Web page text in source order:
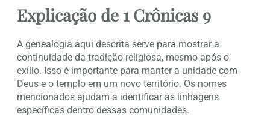
Explicação de 1 Crônicas 9
A genealogia aqui descrita serve para mostrar a
continuidade da tradição religiosa, mesmo após o
exílio. Isso é importante para manter a unidade com
Deus e o templo em um novo território. Os nomes
mencionados ajudam a identificar as linhagens
específicas dentro dessas comunidades.